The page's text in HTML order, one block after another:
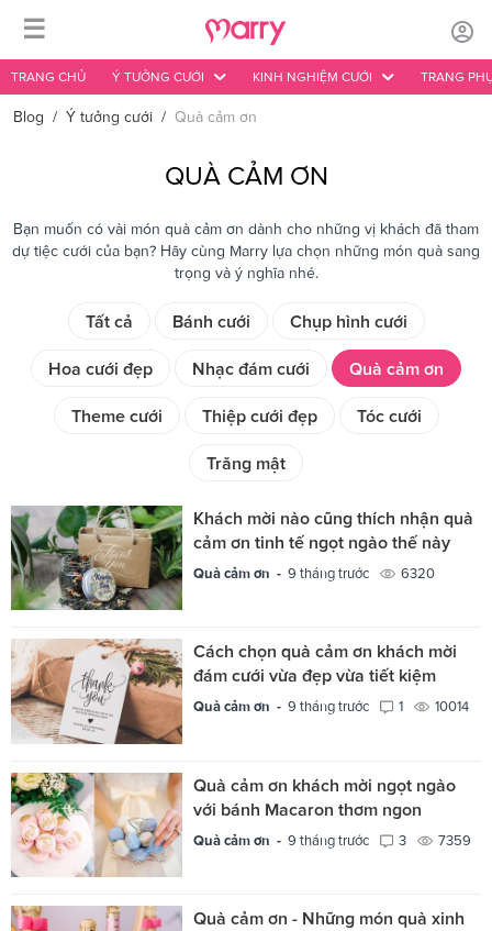
☰
TRANG CHỦ Ý TƯỞNG CƯỚI KINH NGHIỆM CƯỚI TRANG
Blog / Ý tưởng cưới / Quà cảm ơn
QUÀ CẢM ƠN
Bạn muốn có vài món quà cảm ơn dành cho những vị khách đã tham
dự tiệc cưới của bạn? Hãy cùng Marry lựa chọn những món quà sang
trọng và ý nghĩa nhé.
Tất cả Bánh cưới Chụp hình cưới
Hoa cưới đẹp Nhạc đám cưới Quà cảm ơn
Theme cưới Thiệp cưới đẹp Tóc cưới
Trăng mật
Khách mời nào cũng thích nhận quà
cảm ơn tinh tế ngọt ngào thế này
Quà cảm ơn - 9 tháng trước 6320
Cách chọn quà cảm ơn khách mời
đám cưới vừa đẹp vừa tiết kiệm
Quà cảm ơn - 9 tháng trước 1 10014
Quà cảm ơn khách mời ngọt ngào
với bánh Macaron thơm ngon
Quà cảm ơn - 9 tháng trước 3 7359
Quà cảm ơn - Những món quà xinh